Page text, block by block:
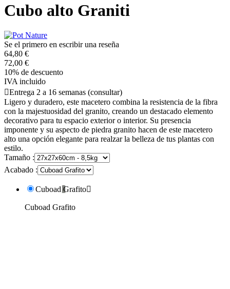
Cubo alto Graniti
Se el primero en escribir una reseña
64,80 €
72,00 €
10% de descuento
IVA incluido
Entrega 2 a 16 semanas (consultar)
Ligero y duradero, este macetero combina la resistencia de la fibra
con la majestuosidad del granito, creando un destacado elemento
decorativo para tu espacio exterior o interior. Su presencia
imponente y su aspecto de piedra granito hacen de este macetero
alto una opción elegante para realzar la belleza de tus plantas con
estilo.
Tamaño :
Acabado :
Cuboad Grafito
Cuboad Grafito